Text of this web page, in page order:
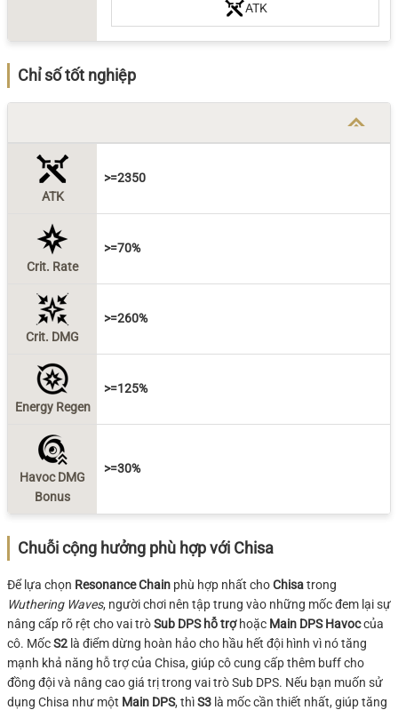
ATK
Chỉ số tốt nghiệp
ATK
>=2350
Crit. Rate
>=70%
Crit. DMG
>=260%
Energy Regen
>=125%
Havoc DMG
Bonus
>=30%
Chuỗi cộng hưởng phù hợp với Chisa
Để lựa chọn Resonance Chain phù hợp nhất choChisatrong
Wuthering Waves, người chơi nên tập trung vào những mốc đem lại sự
nâng cấp rõ rệt cho vai tròSub DPS hỗ trợhoặc Main DPS Havoccủa
cô. MốcS2 là điểm dừng hoàn hảo cho hầu hết đội hình vì nó tăng
mạnh khả năng hỗ trợ của Chisa, giúp cô cung cấp thêm buff cho
đồng đội và nâng cao giá trị trong vai trò Sub DPS. Nếu bạn muốn sử
dụng Chisa như một Main DPS, thìS3 là mốc cần thiết nhất, giúp tăng